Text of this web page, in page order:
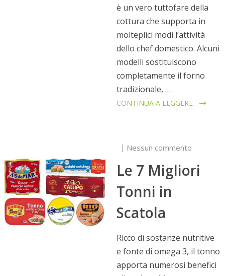
è un vero tuttofare della
cottura che supporta in
molteplici modi l’attività
dello chef domestico. Alcuni
modelli sostituiscono
completamente il forno
tradizionale, …
CONTINUA A LEGGERE
Nessun commento
Le 7 Migliori
Tonni in
Scatola
Ricco di sostanze nutritive
e fonte di omega 3, il tonno
apporta numerosi benefici